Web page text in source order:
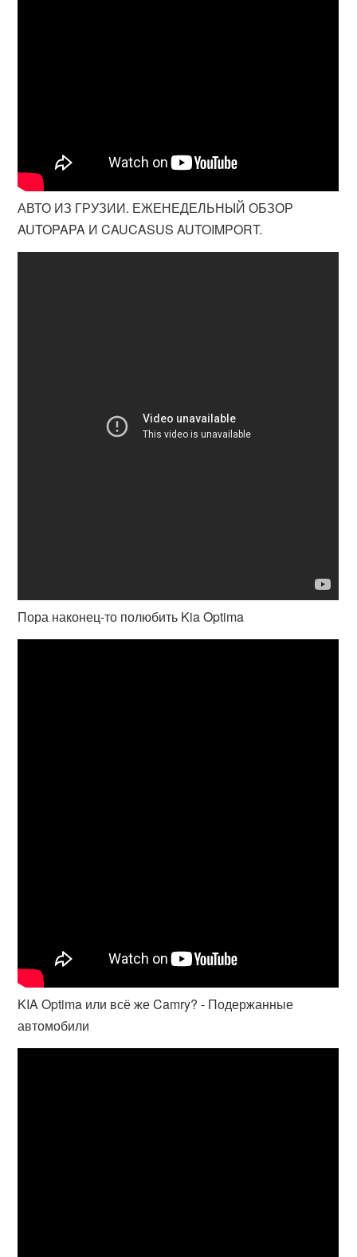
АВТО ИЗ ГРУЗИИ. ЕЖЕНЕДЕЛЬНЫЙ ОБЗОР
AUTOPAPA И CAUCASUS AUTOIMPORT.
Пора наконец-то полюбить Kia Optima
KIA Optima или всё же Camry? - Подержанные
автомобили